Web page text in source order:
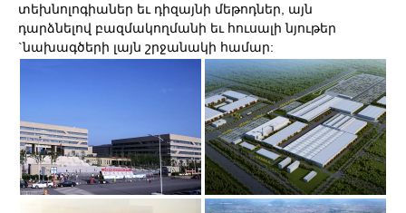
տեխնոլոգիաներ եւ դիզայնի մեթոդներ, այն
դարձնելով բազմակողմանի եւ հուսալի նյութեր
`նախագծերի լայն շրջանակի համար: